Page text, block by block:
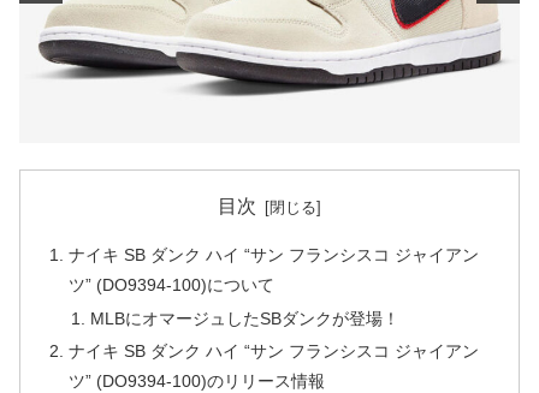
目次
ナイキ SB ダンク ハイ “サン フランシスコ ジャイアン
ツ” (DO9394-100)について
MLBにオマージュしたSBダンクが登場！
ナイキ SB ダンク ハイ “サン フランシスコ ジャイアン
ツ” (DO9394-100)のリリース情報